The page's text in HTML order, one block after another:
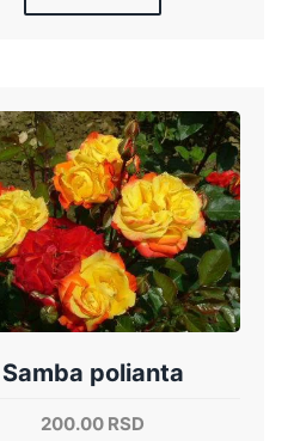
Samba polianta
200.00 RSD